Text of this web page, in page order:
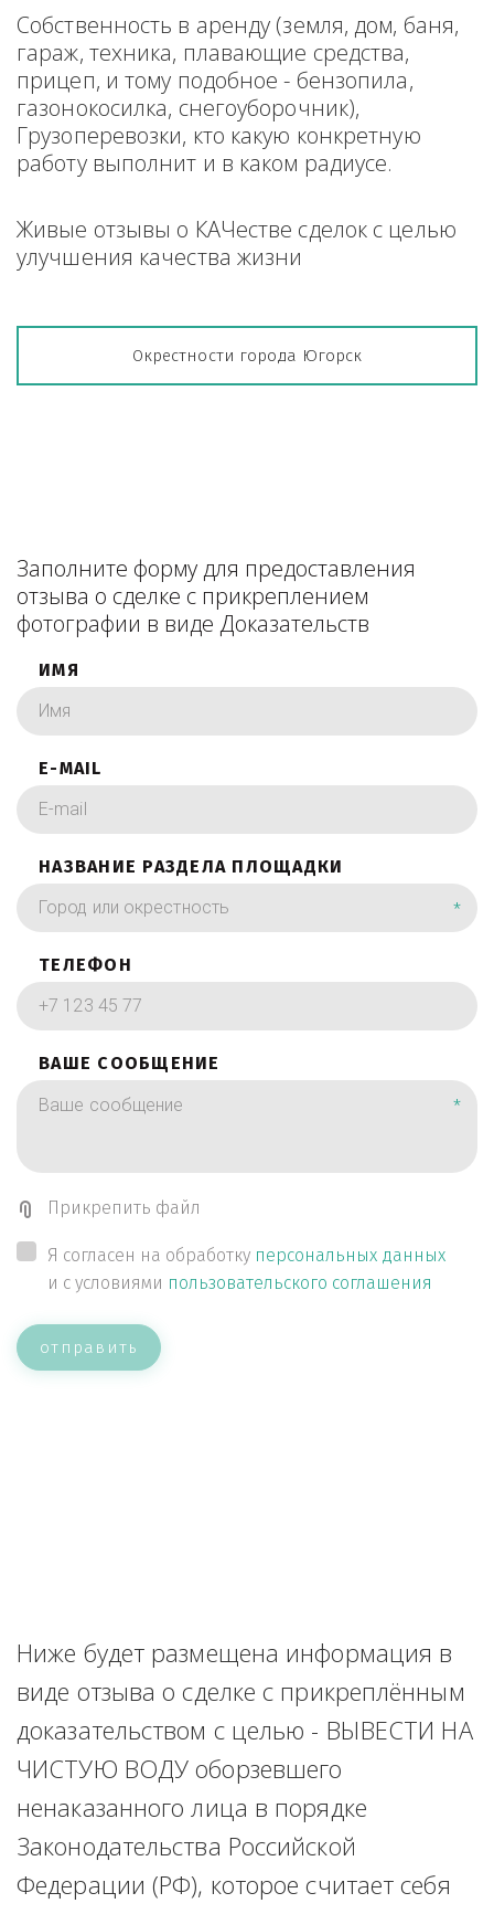
Собственность в аренду (земля, дом, баня,
гараж, техника, плавающие средства,
прицеп, и тому подобное - бензопила,
газонокосилка, снегоуборочник),
Грузоперевозки, кто какую конкретную
работу выполнит и в каком радиусе.
Живые отзывы о КАЧестве сделок с целью
улучшения качества жизни
Окрестности города Югорск
Заполните форму для предоставления
отзыва о сделке с прикреплением
фотографии в виде Доказательств
ИМЯ
E-MAIL
НАЗВАНИЕ РАЗДЕЛА ПЛОЩАДКИ
*
ТЕЛЕФОН
ВАШЕ СООБЩЕНИЕ
*
Прикрепить файл
Я согласен на обработку персональных данных
и с условиями пользовательского соглашения
отправить
Ниже будет размещена информация в
виде отзыва о сделке с прикреплённым
доказательством с целью - ВЫВЕСТИ НА
ЧИСТУЮ ВОДУ оборзевшего
ненаказанного лица в порядке
Законодательства Российской
Федерации (РФ), которое считает себя